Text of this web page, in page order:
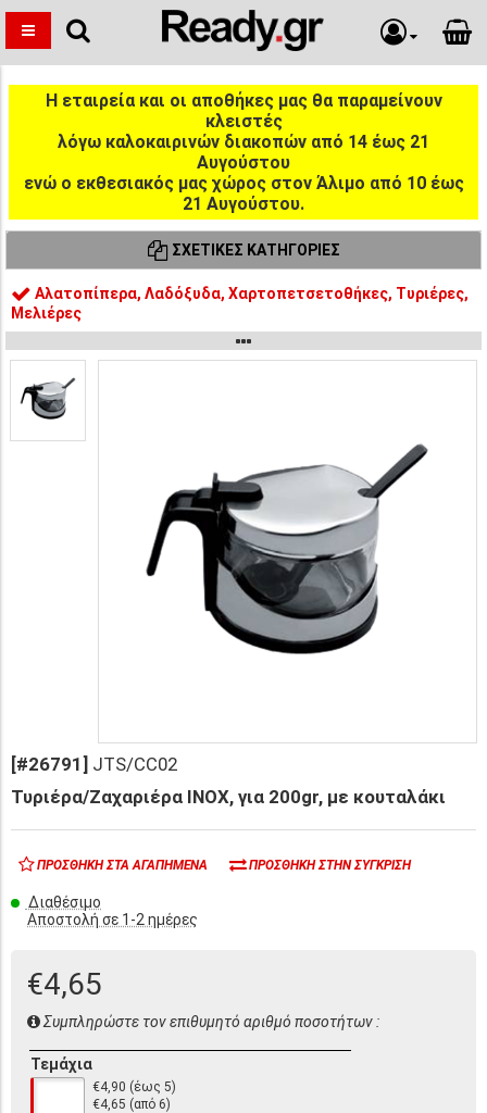
Η εταιρεία και οι αποθήκες μας θα παραμείνουν
κλειστές
λόγω καλοκαιρινών διακοπών από 14 έως 21
Αυγούστου
ενώ ο εκθεσιακός μας χώρος στον Άλιμο από 10 έως
21 Αυγούστου.
ΣΧΕΤΙΚΈΣ ΚΑΤΗΓΟΡΊΕΣ
Αλατοπίπερα, Λαδόξυδα, Χαρτοπετσετοθήκες, Τυριέρες,
Μελιέρες
[#26791] JTS/CC02
Τυριέρα/Ζαχαριέρα INOX, για 200gr, με κουταλάκι
ΠΡΟΣΘΉΚΗ ΣΤΑ ΑΓΑΠΗΜΈΝΑ ΠΡΟΣΘΉΚΗ ΣΤΗΝ ΣΎΓΚΡΙΣΗ
Διαθέσιμο
Αποστολή σε 1-2 ημέρες
€4,65
Συμπληρώστε τον επιθυμητό αριθμό ποσοτήτων :
Τεμάχια
€4,90 (έως 5)
€4,65 (από 6)